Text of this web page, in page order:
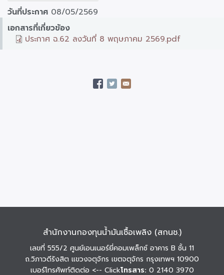
วันที่ประกาศ 08/05/2569
เอกสารที่เกี่ยวข้อง
ประกาศ ฉ.62 ลงวันที่ 8 พฤษภาคม 2569.pdf
สำนักงานกองทุนน้ำมันเชื้อเพลิง (สกนช.)
เลขที่ 555/2 ศูนย์เอนเนอร์ยี่คอมเพล็กซ์ อาคาร B ชั้น 11
ถ.วิภาวดีรังสิต แขวงจตุจักร เขตจตุจักร กรุงเทพฯ 10900
เบอร์โทรศัพท์ติดต่อ <-- Clickโทรสาร: 0 2140 3970